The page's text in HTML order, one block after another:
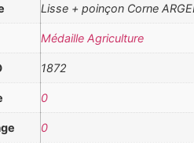
Lisse + poinçon Corne
Médaille Agriculture
1872
0
0